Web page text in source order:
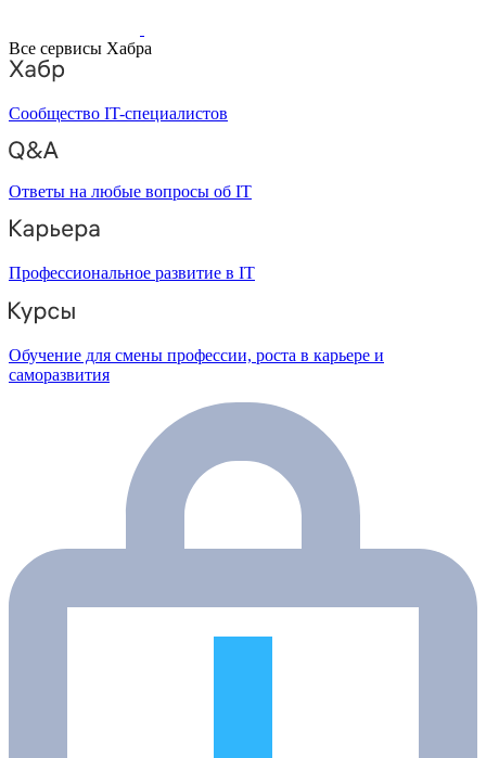
Все сервисы Хабра
Сообщество IT-специалистов
Ответы на любые вопросы об IT
Профессиональное развитие в IT
Обучение для смены профессии, роста в карьере и
саморазвития